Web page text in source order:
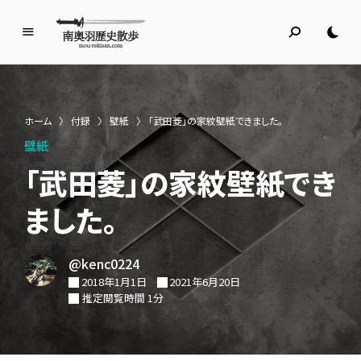
歴
史
散
歩
名所旧跡と館めぐり
ホーム 〉 付録 〉 壁紙 〉 「武田菱」の家紋壁紙できました。
壁紙
「武田菱」の家紋壁紙でき
ました。
@kenc0224
2018年1月1日
2021年6月20日
推定閲覧時間 1分